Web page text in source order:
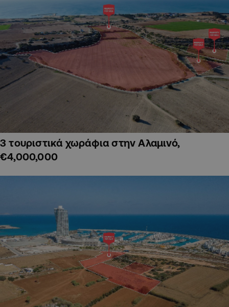
3 τουριστικά χωράφια στην Αλαμινό,
€4,000,000